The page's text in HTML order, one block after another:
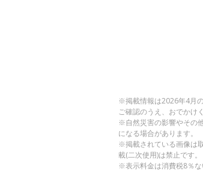
※掲載情報は2026年4月
ご確認のうえ、おでかけ
※自然災害の影響やその
になる場合があります。
※掲載されている画像は
載(二次使用)は禁止です。
※表示料金は消費税8％な